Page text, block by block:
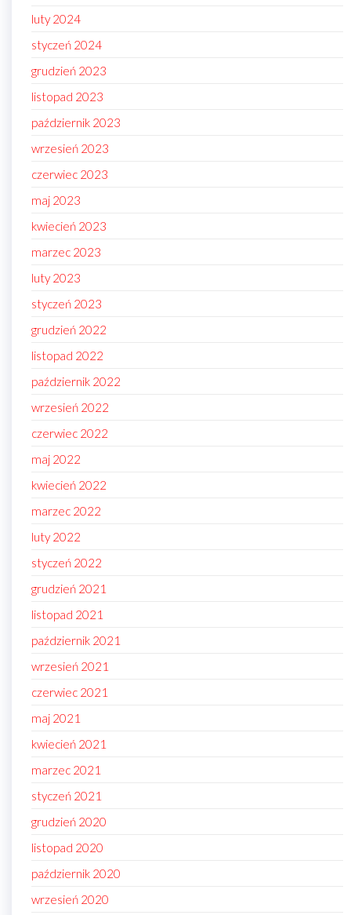
luty 2024
styczeń 2024
grudzień 2023
listopad 2023
październik 2023
wrzesień 2023
czerwiec 2023
maj 2023
kwiecień 2023
marzec 2023
luty 2023
styczeń 2023
grudzień 2022
listopad 2022
październik 2022
wrzesień 2022
czerwiec 2022
maj 2022
kwiecień 2022
marzec 2022
luty 2022
styczeń 2022
grudzień 2021
listopad 2021
październik 2021
wrzesień 2021
czerwiec 2021
maj 2021
kwiecień 2021
marzec 2021
styczeń 2021
grudzień 2020
listopad 2020
październik 2020
wrzesień 2020